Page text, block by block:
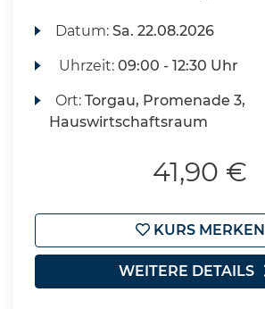
Datum:Sa. 22.08.2026
Uhrzeit:09:00 - 12:30 Uhr
Ort:Torgau, Promenade 3,
Hauswirtschaftsraum
41,90 €
KURS MERKEN
WEITERE DETAILS